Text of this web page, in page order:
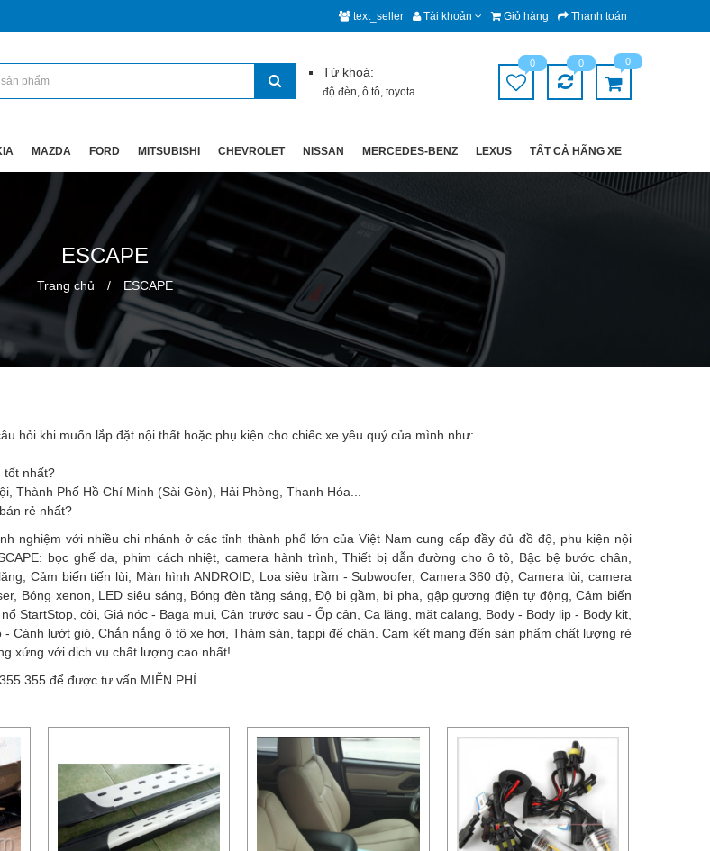
text_seller Tài khoản Giỏ hàng Thanh toán
Từ khoá:
độ đèn, ô tô, toyota ...
0 0 0
MAZDA FORD MITSUBISHI CHEVROLET NISSAN MERCEDES-BENZ LEXUS TẤT CẢ HÃNG XE
ESCAPE
Trang chủ ESCAPE
hỏi khi muốn lắp đặt nội thất hoặc phụ kiện cho chiếc xe yêu quý của mình như:
tốt nhất?
Thành Phố Hồ Chí Minh (Sài Gòn), Hải Phòng, Thanh Hóa...
rẻ nhất?
nghiệm với nhiều chi nhánh ở các tỉnh thành phố lớn của Việt Nam cung cấp đầy đủ đồ độ, phụ kiện nội
bọc ghế da, phim cách nhiệt, camera hành trình, Thiết bị dẫn đường cho ô tô, Bậc bệ bước chân,
Cảm biến tiến lùi, Màn hình ANDROID, Loa siêu trầm - Subwoofer, Camera 360 độ, Camera lùi, camera
Bóng xenon, LED siêu sáng, Bóng đèn tăng sáng, Độ bi gầm, bi pha, gập gương điện tự động, Cảm biến
StartStop, còi, Giá nóc - Baga mui, Cản trước sau - Ốp cản, Ca lăng, mặt calang, Body - Body lip - Body kit,
Cánh lướt gió, Chắn nắng ô tô xe hơi, Thảm sàn, tappi để chân. Cam kết mang đến sản phẩm chất lượng rẻ
xứng với dịch vụ chất lượng cao nhất!
để được tư vấn MIỄN PHÍ.